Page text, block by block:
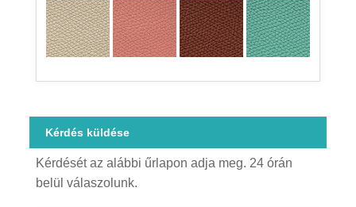
Kérdés küldése
Kérdését az alábbi űrlapon adja meg. 24 órán
belül válaszolunk.